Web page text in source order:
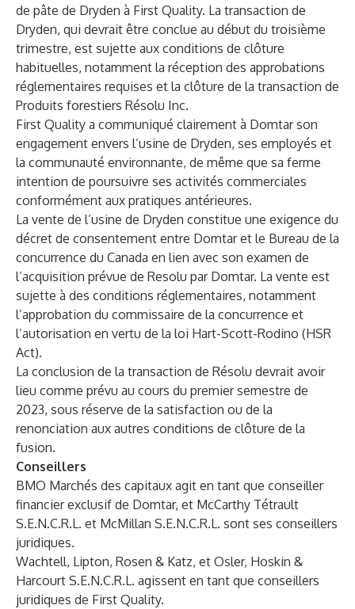
de pâte de Dryden à First Quality. La transaction de
Dryden, qui devrait être conclue au début du troisième
trimestre, est sujette aux conditions de clôture
habituelles, notamment la réception des approbations
réglementaires requises et la clôture de la transaction de
Produits forestiers Résolu Inc.
First Quality a communiqué clairement à Domtar son
engagement envers l’usine de Dryden, ses employés et
la communauté environnante, de même que sa ferme
intention de poursuivre ses activités commerciales
conformément aux pratiques antérieures.
La vente de l’usine de Dryden constitue une exigence du
décret de consentement entre Domtar et le Bureau de la
concurrence du Canada en lien avec son examen de
l’acquisition prévue de Resolu par Domtar. La vente est
sujette à des conditions réglementaires, notamment
l’approbation du commissaire de la concurrence et
l’autorisation en vertu de la loi Hart-Scott-Rodino (HSR
Act).
La conclusion de la transaction de Résolu devrait avoir
lieu comme prévu au cours du premier semestre de
2023, sous réserve de la satisfaction ou de la
renonciation aux autres conditions de clôture de la
fusion.
Conseillers
BMO Marchés des capitaux agit en tant que conseiller
financier exclusif de Domtar, et McCarthy Tétrault
S.E.N.C.R.L. et McMillan S.E.N.C.R.L. sont ses conseillers
juridiques.
Wachtell, Lipton, Rosen & Katz, et Osler, Hoskin &
Harcourt S.E.N.C.R.L. agissent en tant que conseillers
juridiques de First Quality.